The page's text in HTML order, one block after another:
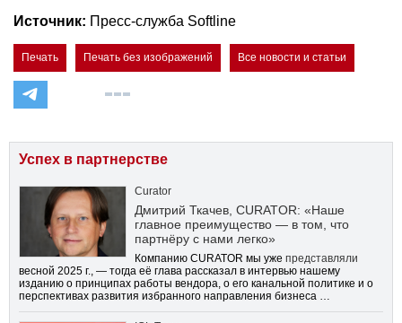
Источник: Пресс-служба Softline
Печать Печать без изображений Все новости и статьи
Успех в партнерстве
Curator
Дмитрий Ткачев, CURATOR: «Наше
главное преимущество — в том, что
партнёру с нами легко»
Компанию CURATOR мы уже представляли
весной 2025 г., — тогда её глава рассказал в интервью нашему
изданию о принципах работы вендора, о его канальной политике и о
перспективах развития избранного направления бизнеса …